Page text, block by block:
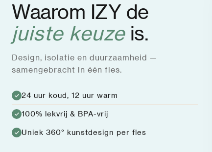
Waarom IZY de
juiste keuzeis.
Design, isolatie en duurzaamheid —
samengebracht in één fles.
24 uur koud, 12 uur warm
100% lekvrij & BPA-vrij
Uniek 360° kunstdesign per fles